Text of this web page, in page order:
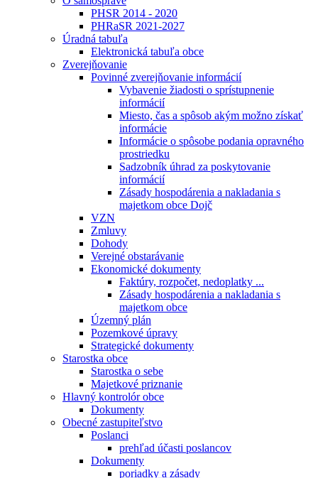
PHSR 2014 - 2020
PHRaSR 2021-2027
Úradná tabuľa
Elektronická tabuľa obce
Zverejňovanie
Povinné zverejňovanie informácií
Vybavenie žiadosti o sprístupnenie
informácií
Miesto, čas a spôsob akým možno získať
informácie
Informácie o spôsobe podania opravného
prostriedku
Sadzobník úhrad za poskytovanie
informácií
Zásady hospodárenia a nakladania s
majetkom obce Dojč
VZN
Zmluvy
Dohody
Verejné obstarávanie
Ekonomické dokumenty
Faktúry, rozpočet, nedoplatky ...
Zásady hospodárenia a nakladania s
majetkom obce
Územný plán
Pozemkové úpravy
Strategické dokumenty
Starostka obce
Starostka o sebe
Majetkové priznanie
Hlavný kontrolór obce
Dokumenty
Obecné zastupiteľstvo
Poslanci
prehľad účasti poslancov
Dokumenty
poriadky a zásady